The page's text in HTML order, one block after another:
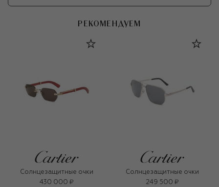
РЕКОМЕНДУЕМ
Солнцезащитные очки
430 000 ₽
Солнцезащитные очки
249 500 ₽